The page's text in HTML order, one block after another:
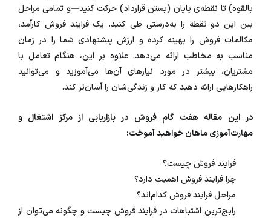
بالقوه) تا نقطه‌ی پایان (بستن قرارداد) حرکت کنید—و تمامی مراحل
بین این دو نقطه را به‌درستی طی کنید. یک فرایند فروش کارآمد،
مکالمات فروش را بهینه کرده و ارزش پیشنهادی شما را در زمان
مناسب به مخاطب ارائه می‌دهد. علاوه بر این، هنگام تعامل با
مشتریان، بیشتر در مورد نیازهای آن‌ها می‌آموزید و می‌توانید
راهکارهایی ارائه دهید که کار و زندگی‌شان را آسان‌تر کند.
در این مقاله هفت گام فروش در بازاریابی ازمرکز اشتغال و
مهارت‌آموزی ماهانخواهید آموخت:
فرایند فروش چیست؟
چرا فرایند فروش اهمیت دارد؟
مراحل فرایند فروش کدام‌اند؟
رایج‌ترین اشتباهات در فرایند فروش چیست و چگونه می‌توان از